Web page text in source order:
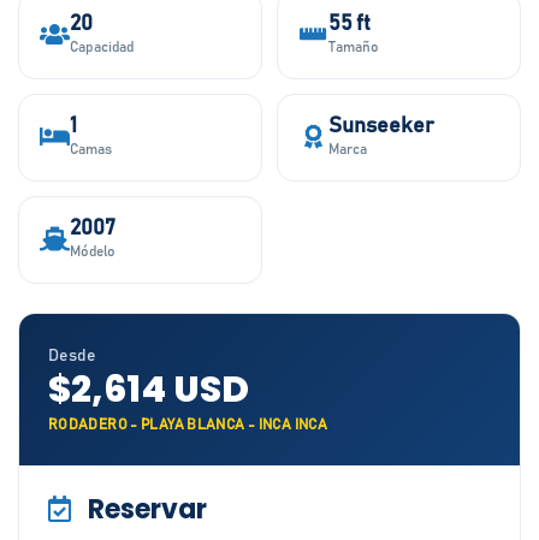
20
Capacidad
55 ft
Tamaño
1
Camas
Sunseeker
Marca
2007
Módelo
Desde
$2,614 USD
RODADERO - PLAYA BLANCA - INCA INCA
Reservar